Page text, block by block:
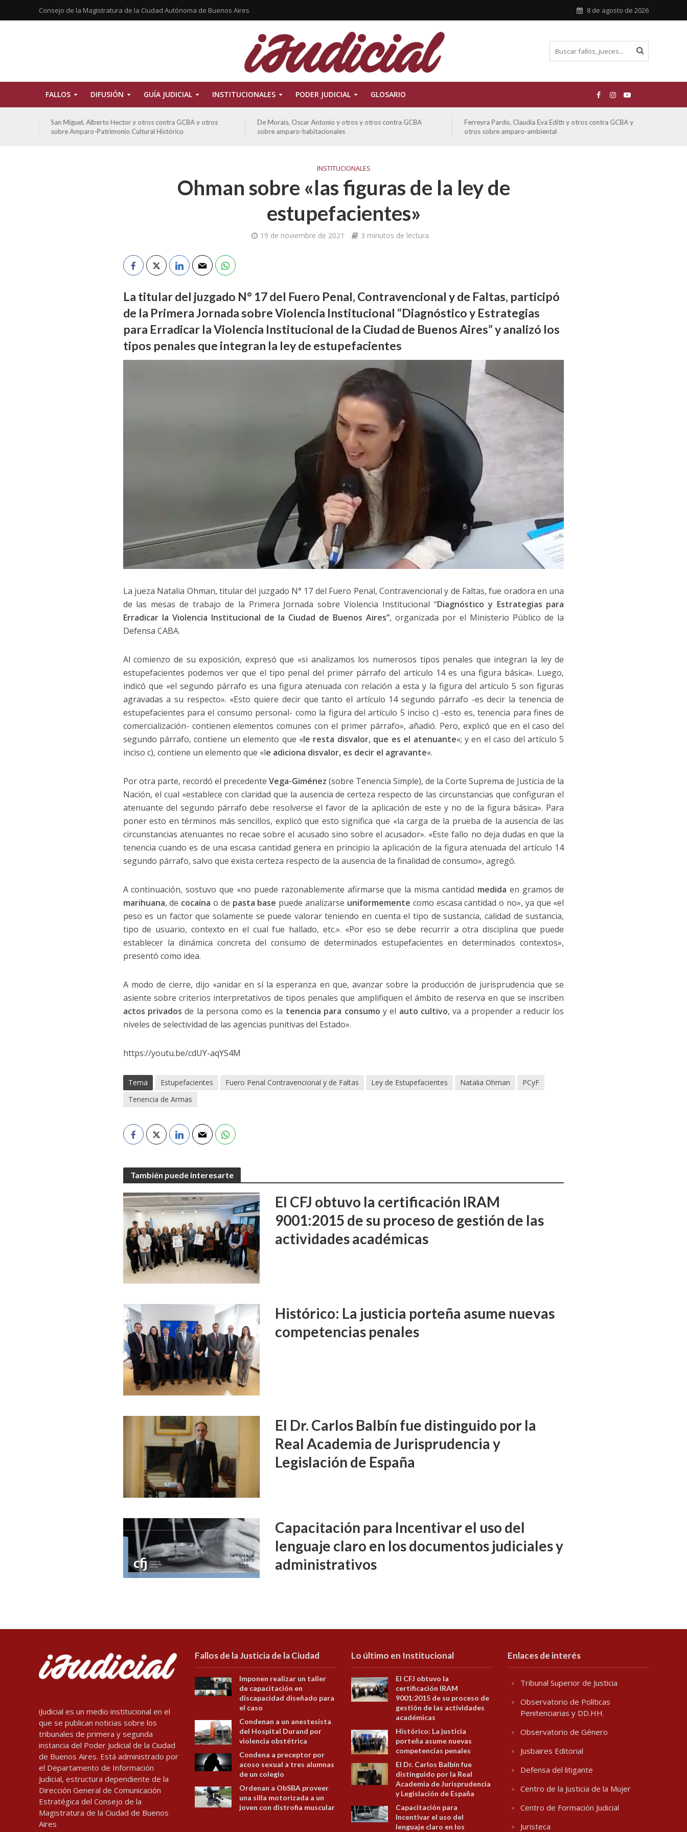
Consejo de la Magistratura de la Ciudad Autónoma de Buenos Aires 8 de agosto de 2026
FALLOS DIFUSIÓN GUÍA JUDICIAL INSTITUCIONALES PODER JUDICIAL GLOSARIO
San Miguel, Alberto Hector y otros contra GCBA y otros
sobre Amparo-Patrimonio Cultural Histórico
De Morais, Oscar Antonio y otros y otros contra GCBA
sobre amparo-habitacionales
Ferreyra Pardo, Claudia Eva Edith y otros contra GCBA y
otros sobre amparo-ambiental
INSTITUCIONALES
Ohman sobre «las figuras de la ley de
estupefacientes»
19 de noviembre de 2021 3 minutos de lectura
La titular del juzgado N° 17 del Fuero Penal, Contravencional y de Faltas, participó
de la Primera Jornada sobre Violencia Institucional “Diagnóstico y Estrategias
para Erradicar la Violencia Institucional de la Ciudad de Buenos Aires”y analizó los
tipos penales que integran la ley de estupefacientes
La jueza Natalia Ohman, titular del juzgado N° 17 del Fuero Penal, Contravencional y de Faltas, fue oradora en una
de las mesas de trabajo de la Primera Jornada sobre Violencia Institucional “Diagnóstico y Estrategias para
Erradicar la Violencia Institucional de la Ciudad de Buenos Aires”, organizada por el Ministerio Público de la
Defensa CABA.
Al comienzo de su exposición, expresó que «si analizamos los numerosos tipos penales que integran la ley de
estupefacientes podemos ver que el tipo penal del primer párrafo del artículo 14 es una figura básica». Luego,
indicó que «el segundo párrafo es una figura atenuada con relación a esta y la figura del artículo 5 son figuras
agravadas a su respecto». «Esto quiere decir que tanto el artículo 14 segundo párrafo -es decir la tenencia de
estupefacientes para el consumo personal- como la figura del artículo 5 inciso c) -esto es, tenencia para fines de
comercialización- contienen elementos comunes con el primer párrafo», añadió. Pero, explicó que en el caso del
segundo párrafo, contiene un elemento que «le resta disvalor, que es el atenuante«; y en el caso del artículo 5
inciso c), contiene un elemento que «le adiciona disvalor, es decir el agravante«.
Por otra parte, recordó el precedente Vega-Giménez (sobre Tenencia Simple), de la Corte Suprema de Justicia de la
Nación, el cual «establece con claridad que la ausencia de certeza respecto de las circunstancias que configuran el
atenuante del segundo párrafo debe resolverse el favor de la aplicación de este y no de la figura básica». Para
poner esto en términos más sencillos, explicó que esto significa que «la carga de la prueba de la ausencia de las
circunstancias atenuantes no recae sobre el acusado sino sobre el acusador». «Este fallo no deja dudas en que la
tenencia cuando es de una escasa cantidad genera en principio la aplicación de la figura atenuada del artículo 14
segundo párrafo, salvo que exista certeza respecto de la ausencia de la finalidad de consumo», agregó.
A continuación, sostuvo que «no puede razonablemente afirmarse que la misma cantidad medida en gramos de
marihuana, de cocaína o de pasta base puede analizarse uniformemente como escasa cantidad o no», ya que «el
peso es un factor que solamente se puede valorar teniendo en cuenta el tipo de sustancia, calidad de sustancia,
tipo de usuario, contexto en el cual fue hallado, etc.». «Por eso se debe recurrir a otra disciplina que puede
establecer la dinámica concreta del consumo de determinados estupefacientes en determinados contextos»,
presentó como idea.
A modo de cierre, dijo «anidar en sí la esperanza en que, avanzar sobre la producción de jurisprudencia que se
asiente sobre criterios interpretativos de tipos penales que amplifiquen el ámbito de reserva en que se inscriben
actos privados de la persona como es la tenencia para consumo y el auto cultivo, va a propender a reducir los
niveles de selectividad de las agencias punitivas del Estado».
https://youtu.be/cdUY-aqYS4M
Tema Estupefacientes Fuero Penal Contravencional y de Faltas Ley de Estupefacientes Natalia Ohman
PCyF
Tenencia de Armas
También puede interesarte
El CFJ obtuvo la certificación IRAM
9001:2015 de su proceso de gestión de las
actividades académicas
Histórico: La justicia porteña asume nuevas
competencias penales
El Dr. Carlos Balbín fue distinguido por la
Real Academia de Jurisprudencia y
Legislación de España
Capacitación para Incentivar el uso del
lenguaje claro en los documentos judiciales y
administrativos
iJudicial es un medio institucional en el
que se publican noticias sobre los
tribunales de primera y segunda
instancia del Poder Judicial de la Ciudad
de Buenos Aires. Está administrado por
el Departamento de Información
Judicial, estructura dependiente de la
Dirección General de Comunicación
Estratégica del Consejo de la
Magistratura de la Ciudad de Buenos
Aires
Fallos de la Justicia de la Ciudad
Imponen realizar un taller
de capacitación en
discapacidad diseñado para
el caso
Condenan a un anestesista
del Hospital Durand por
violencia obstétrica
Condena a preceptor por
acoso sexual a tres alumnas
de un colegio
Ordenan a ObSBA proveer
una silla motorizada a un
joven con distrofia muscular
Lo último en Institucional
El CFJ obtuvo la
certificación IRAM
9001:2015 de su proceso de
gestión de las actividades
académicas
Histórico: La justicia
porteña asume nuevas
competencias penales
El Dr. Carlos Balbín fue
distinguido por la Real
Academia de Jurisprudencia
y Legislación de España
Capacitación para
Incentivar el uso del
lenguaje claro en los
Enlaces de interés
Tribunal Superior de Justicia
Observatorio de Políticas
Penitenciarias y DD.HH.
Observatorio de Género
Jusbaires Editorial
Defensa del litigante
Centro de la Justicia de la Mujer
Centro de Formación Judicial
Juristeca